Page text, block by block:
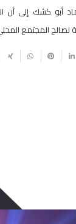
أبو كشك إلى أن
لصالح المجتمع